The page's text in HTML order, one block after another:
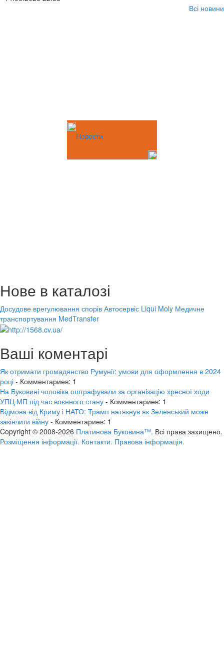
Всі новини
Новости
Нове в каталозі
Досудове врегулювання спорів Автосервіс Liqui Moly Медичне
транспортування MedTransfer
Ваші коментарі
Як отримати громадянство Румунії: умови для оформлення в 2024
році - Комментариев: 1
На Буковині чоловіка оштрафували за організацію хресної ходи
УПЦ МП під час воєнного стану - Комментариев: 1
Відмова від Криму і НАТО: Трамп натякнув як Зеленський може
закінчити війну - Комментариев: 1
Copyright © 2008-2026 Платинова Буковина™. Всі права захищено.
Розміщення інформації. Контакти. Правова інформація.